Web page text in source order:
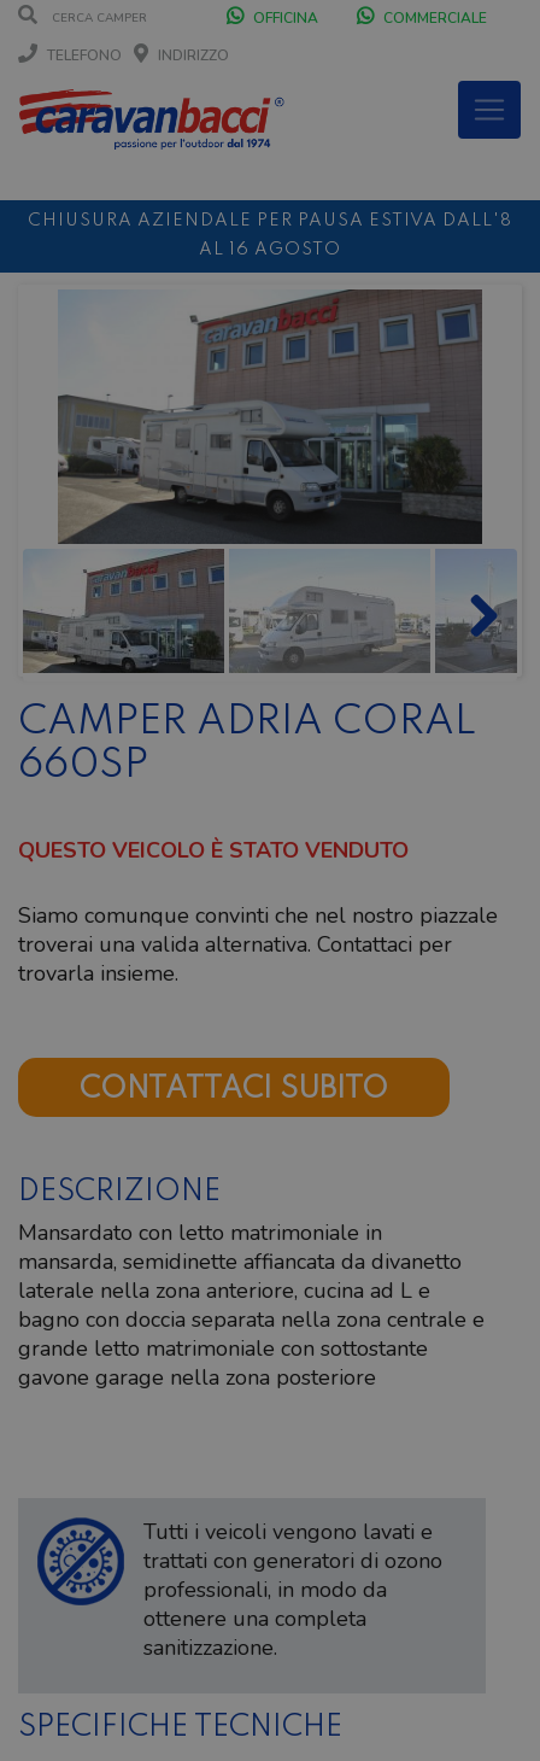
OFFICINA
COMMERCIALE
TELEFONO
INDIRIZZO
CHIUSURA AZIENDALE PER PAUSA ESTIVA DALL'8
AL 16 AGOSTO
DURANTE IL MESE DI AGOSTO SIAMO CHIUSI IL
SABATO POMERIGGIO
NOLEGGIO ENTRO IL 31.08
CAMPER ADRIA CORAL
660SP
QUESTO VEICOLO È STATO VENDUTO
Siamo comunque convinti che nel nostro piazzale
troverai una valida alternativa. Contattaci per
trovarla insieme.
CONTATTACI SUBITO
DESCRIZIONE
Mansardato con letto matrimoniale in
mansarda, semidinette affiancata da divanetto
laterale nella zona anteriore, cucina ad L e
bagno con doccia separata nella zona centrale e
grande letto matrimoniale con sottostante
gavone garage nella zona posteriore
Tutti i veicoli vengono lavati e
trattati con generatori di ozono
professionali, in modo da
ottenere una completa
sanitizzazione.
SPECIFICHE TECNICHE